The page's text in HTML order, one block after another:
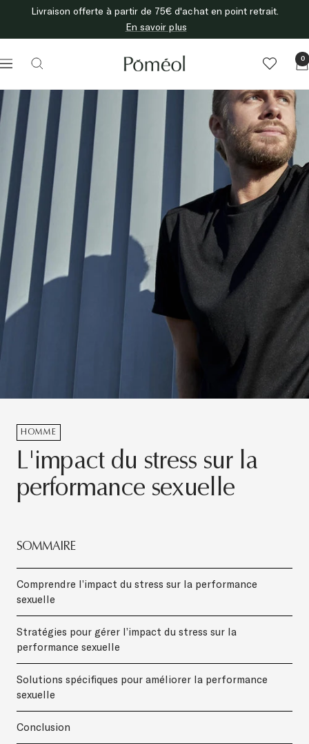
contenu
Livraison offerte à partir de 75€ d'achat en point retrait.
En savoir plus
Navigation
Poméol 0
HOMME
L'impact du stress sur la
performance sexuelle
SOMMAIRE
Comprendre l’impact du stress sur la performance
sexuelle
Stratégies pour gérer l’impact du stress sur la
performance sexuelle
Solutions spécifiques pour améliorer la performance
sexuelle
Conclusion